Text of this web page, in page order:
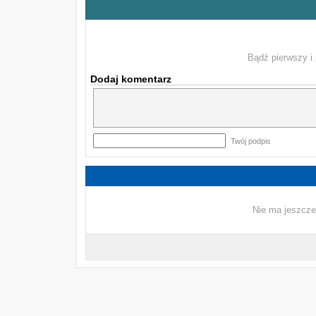
Bądź pierwszy i
Dodaj komentarz
Twój podpis
Nie ma